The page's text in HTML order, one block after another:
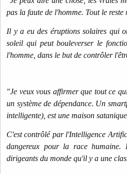
pas la faute de l'homme. Tout le reste
Il y a eu des éruptions solaires qui
soleil qui peut bouleverser le
l'homme, dans le but de contrôler
"Je veux vous affirmer que tout ce
un système de dépendance. Un
intelligente), est une maison
C'est contrôlé par l'Intelligence
dangereux pour la race humaine.
dirigeants du monde qu'il y a une